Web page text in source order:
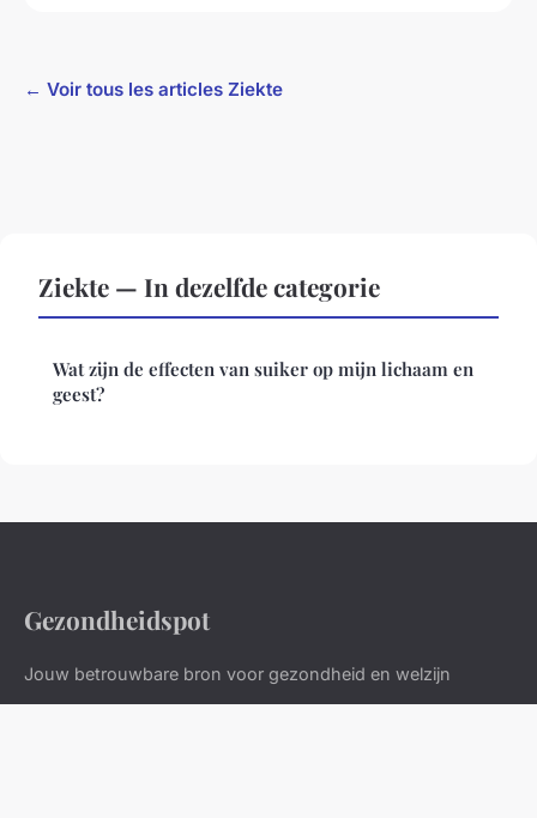
← Voir tous les articles Ziekte
Ziekte — In dezelfde categorie
Wat zijn de effecten van suiker op mijn lichaam en
geest?
Gezondheidspot
Jouw betrouwbare bron voor gezondheid en welzijn